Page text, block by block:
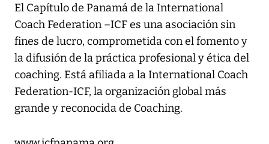
El Capítulo de Panamá de la International
Coach Federation –ICF es una asociación sin
fines de lucro, comprometida con el fomento y
la difusión de la práctica profesional y ética del
coaching. Está afiliada a la International Coach
Federation-ICF, la organización global más
grande y reconocida de Coaching.